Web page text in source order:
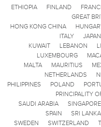
ETHIOPIA
FINLAND
GREAT
HONG KONG CHINA
ITALY
JAPAN
KUWAIT
LEBANON
LUXEMBOURG
MALTA
MAURITIUS
NETHERLANDS
PHILIPPINES
POLAND
PRINCIPALITY
SAUDI ARABIA
SINGAPORE
SPAIN
SRI LANKA
SWEDEN
SWITZERLAND